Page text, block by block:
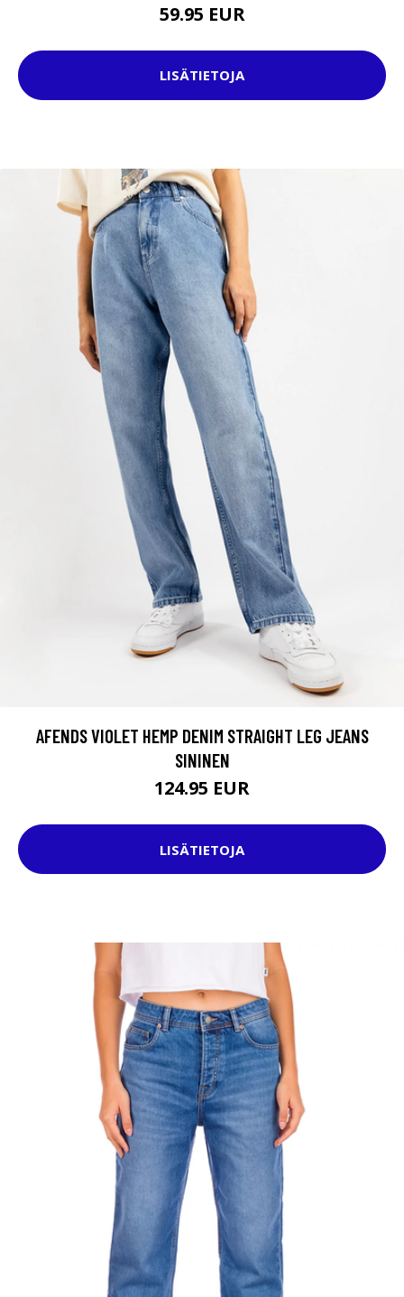
59.95 EUR
LISÄTIETOJA
AFENDS VIOLET HEMP DENIM STRAIGHT LEG JEANS
SININEN
124.95 EUR
LISÄTIETOJA